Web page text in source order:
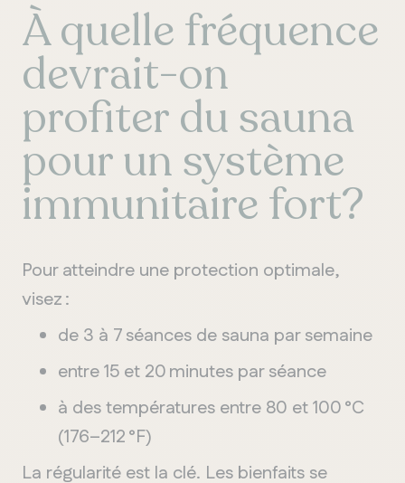
À quelle fréquence
devrait-on
profiter du sauna
pour un système
immunitaire fort?
Pour atteindre une protection optimale,
visez :
de 3 à 7 séances de sauna par semaine
entre 15 et 20 minutes par séance
à des températures entre 80 et 100 °C
(176–212 °F)
La régularité est la clé. Les bienfaits se